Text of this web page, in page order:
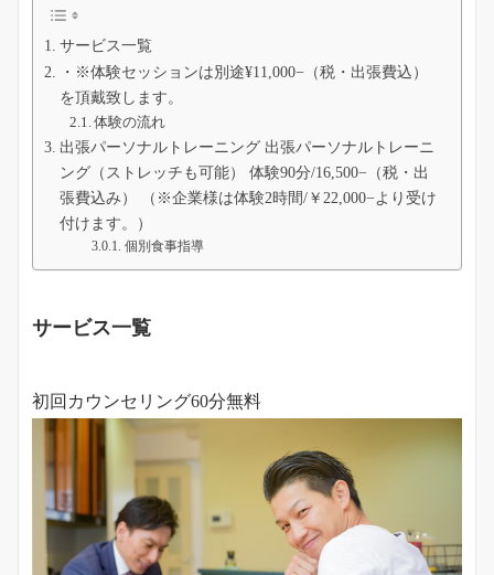
サービス一覧
・※体験セッションは別途¥11,000−（税・出張費込）
を頂戴致します。
体験の流れ
出張パーソナルトレーニング 出張パーソナルトレーニ
ング（ストレッチも可能） 体験90分/16,500−（税・出
張費込み） （※企業様は体験2時間/￥22,000−より受け
付けます。）
個別食事指導
サービス一覧
初回カウンセリング60分無料